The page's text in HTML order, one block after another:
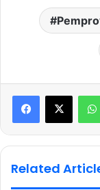
Related